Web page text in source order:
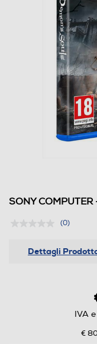
SONY
(0)
Dettagli
IVA
€